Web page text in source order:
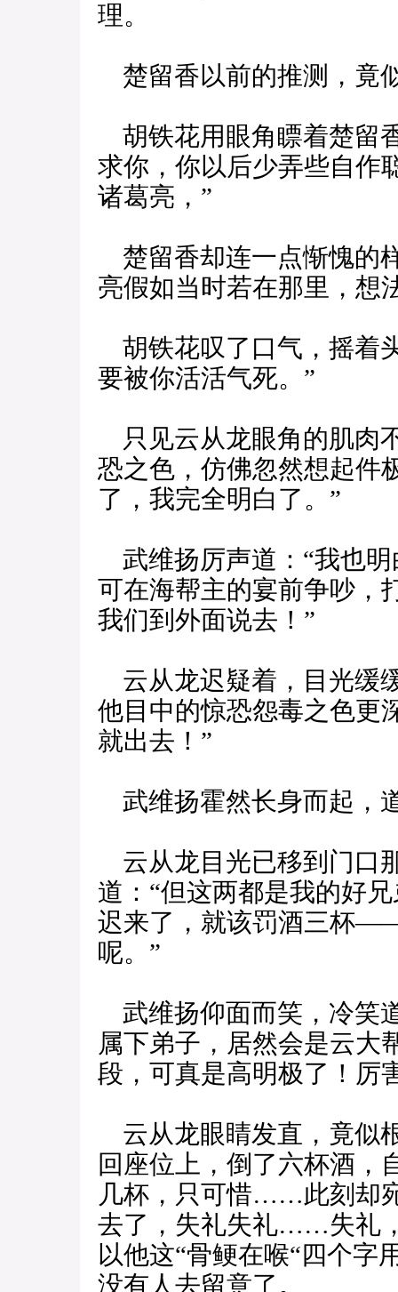
理。
楚留香以前的推测，竟
胡铁花用眼角瞟着楚留
求你，你以后少弄些自作
诸葛亮，”
楚留香却连一点惭愧的
亮假如当时若在那里，想
胡铁花叹了口气，摇着
要被你活活气死。”
只见云从龙眼角的肌肉
恐之色，仿佛忽然想起件
了，我完全明白了。”
武维扬厉声道：“我也
可在海帮主的宴前争吵，
我们到外面说去！”
云从龙迟疑着，目光缓
他目中的惊恐怨毒之色更
就出去！”
武维扬霍然长身而起，
云从龙目光已移到门口
道：“但这两都是我的好
迟来了，就该罚酒三杯
呢。”
武维扬仰面而笑，冷笑
属下弟子，居然会是云大
段，可真是高明极了！厉
云从龙眼睛发直，竟似
回座位上，倒了六杯酒，
几杯，只可惜……此刻却
去了，失礼失礼……失礼
以他这“骨鲠在喉“四个字
没有人去留意了。